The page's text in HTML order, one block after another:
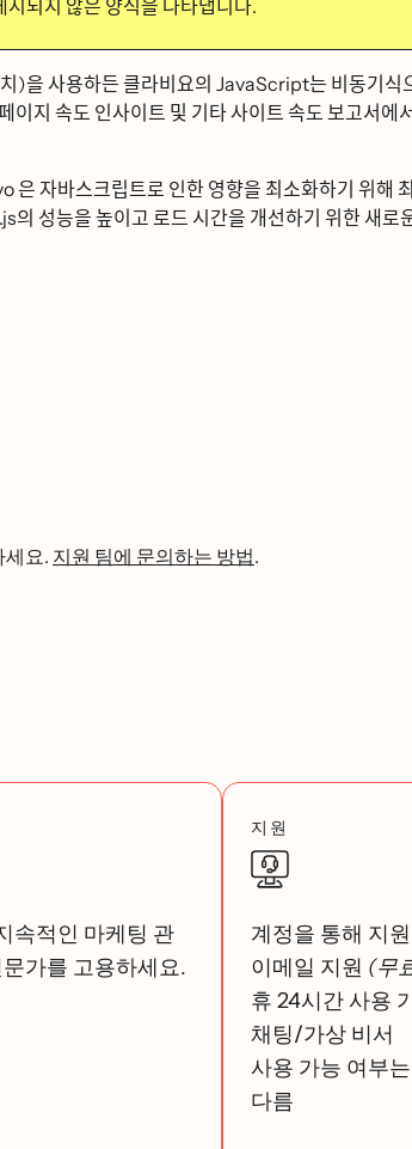
않은 양식을 나타냅니다.
사용하든 클라비요의 JavaScript는
속도 인사이트 및 기타 사이트 속도
인한 영향을 최소화하기 위해
높이고 로드 시간을 개선하기 위한 새로운
세요. 지원 팀에 문의하는 방법.
속적인 마케팅 관
가를 고용하세요.
지원
계정을 통해 지
이메일 지원 (무
휴 24시간 사용
채팅/가상 비서
사용 가능 여부
다름